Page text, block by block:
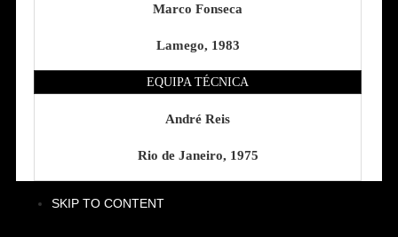
Marco Fonseca
Lamego, 1983
EQUIPA TÉCNICA
André Reis
Rio de Janeiro, 1975
SKIP TO CONTENT